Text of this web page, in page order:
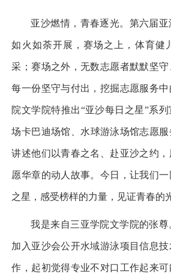
亚沙燃情，青春逐光。 第六届亚
如火如荼开展，赛场之上，体育健
采；赛场之外，无数志愿者默默坚
每一份坚守与付出，挖掘志愿服务
院文学院特推出“亚沙每日之星”系
场卡巴迪场馆、水球游泳场馆志愿服
讲述他们以青春之名、赴亚沙之约
愿华章的动人故事。今日，让我们
之星，感受榜样的力量，见证青春的
我是来自三亚学院文学院的张尊
加入亚沙会公开水域游泳项目信息
作，起初觉得专业不对口工作起来